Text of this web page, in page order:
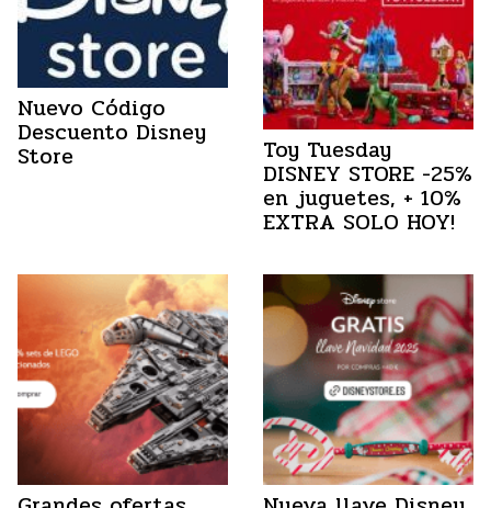
Nuevo Código
Descuento Disney
Store Toy Tuesday
DISNEY STORE -25%
en juguetes, + 10%
EXTRA SOLO HOY!